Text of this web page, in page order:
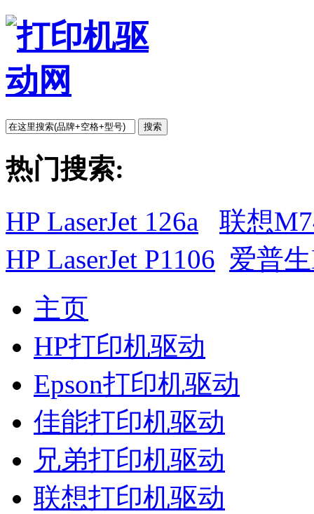
搜索
热门搜索:
HP LaserJet 126a
联想
HP LaserJet P1106 爱普
主页
HP打印机驱动
Epson打印机驱动
佳能打印机驱动
兄弟打印机驱动
联想打印机驱动